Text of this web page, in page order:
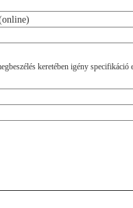
keretében igény